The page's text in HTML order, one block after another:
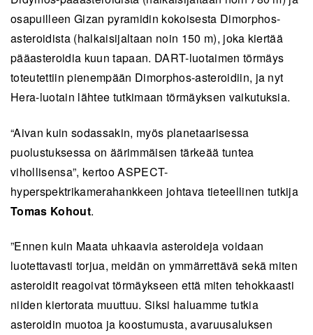
osapuilleen Gizan pyramidin kokoisesta Dimorphos-
asteroidista (halkaisijaltaan noin 150 m), joka kiertää
pääasteroidia kuun tapaan. DART-luotaimen törmäys
toteutettiin pienempään Dimorphos-asteroidiin, ja nyt
Hera-luotain lähtee tutkimaan törmäyksen vaikutuksia.
“Aivan kuin sodassakin, myös planetaarisessa
puolustuksessa on äärimmäisen tärkeää tuntea
vihollisensa”, kertoo ASPECT-
hyperspektrikamerahankkeen johtava tieteellinen tutkija
Tomas Kohout.
”Ennen kuin Maata uhkaavia asteroideja voidaan
luotettavasti torjua, meidän on ymmärrettävä sekä miten
asteroidit reagoivat törmäykseen että miten tehokkaasti
niiden kiertorata muuttuu. Siksi haluamme tutkia
asteroidin muotoa ja koostumusta, avaruusaluksen